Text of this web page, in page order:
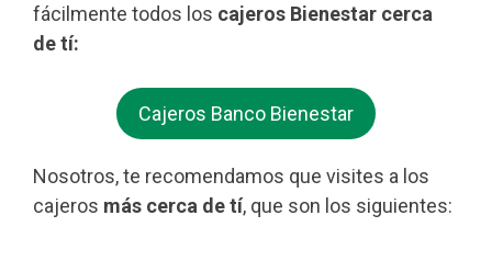
fácilmente todos los cajeros Bienestar cerca
de tí:
Cajeros Banco Bienestar
Nosotros, te recomendamos que visites a los
cajeros más cerca de tí, que son los siguientes: